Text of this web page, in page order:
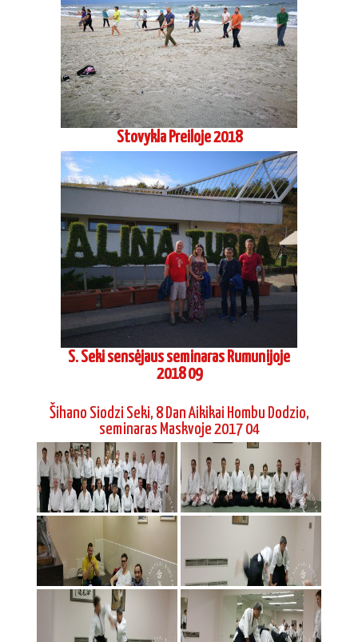
Stovykla Preiloje 2018
S. Seki sensėjaus seminaras Rumunijoje
2018 09
Šihano Siodzi Seki, 8 Dan Aikikai Hombu Dodzio,
seminaras Maskvoje 2017 04